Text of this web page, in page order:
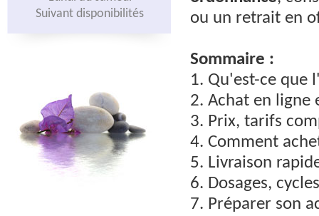
Suivant disponibilités
ou un retrait en
Sommaire :
1. Qu'est-ce que
2. Achat en ligne
3. Prix, tarifs
4. Comment
5. Livraison
6. Dosages,
7. Préparer son